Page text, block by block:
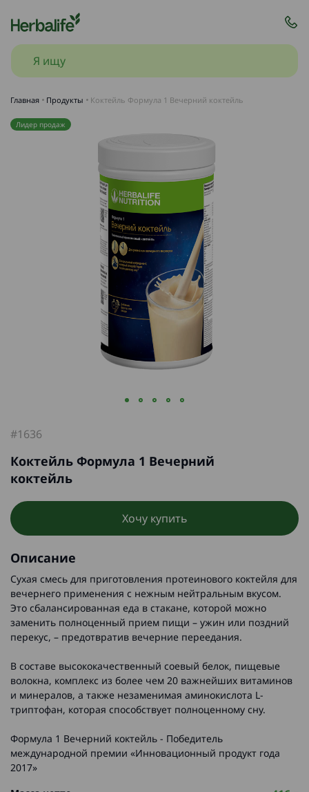
Главная Продукты Коктейль Формула 1 Вечерний коктейль
Лидер продаж
#1636
Коктейль Формула 1 Вечерний
коктейль
Хочу купить
Описание
Сухая смесь для приготовления протеинового коктейля для
вечернего применения с нежным нейтральным вкусом.
Это сбалансированная еда в стакане, которой можно
заменить полноценный прием пищи – ужин или поздний
перекус, – предотвратив вечерние переедания.
В составе высококачественный соевый белок, пищевые
волокна, комплекс из более чем 20 важнейших витаминов
и минералов, а также незаменимая аминокислота L-
триптофан, которая способствует полноценному сну.
Формула 1 Вечерний коктейль - Победитель
международной премии «Инновационный продукт года
2017»